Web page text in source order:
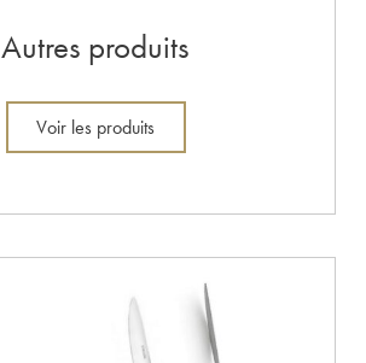
Autres produits
Voir les produits